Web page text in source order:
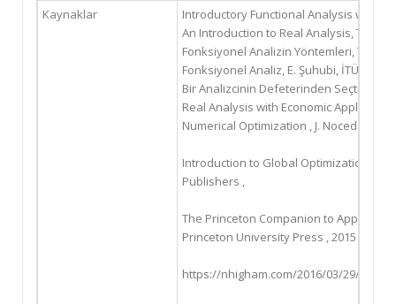
Kaynaklar
Introductory Functional Analysis with
An Introduction to Real Analysis, T.
Fonksiyonel Analizin Yöntemleri, T.
Fonksiyonel Analiz, E. Şuhubi, İTÜ Vakfı
Bir Analizcinin Defeterinden Seçtikleri,
Real Analysis with Economic
Numerical Optimization , J. Nocedal & S.
Introduction to Global Optimization , R.
Publishers ,
The Princeton Companion to Applied
Princeton University Press , 2015
https://nhigham.com/2016/03/29/the